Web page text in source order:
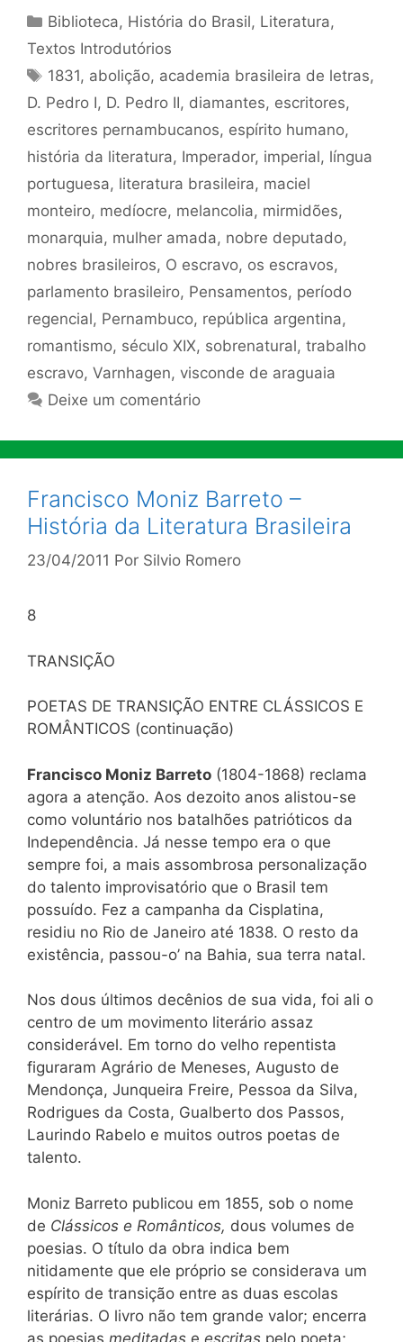
Categorias
Biblioteca, História do Brasil, Literatura,
Textos Introdutórios
Tags
1831, abolição, academia brasileira de letras,
D. Pedro I, D. Pedro II, diamantes, escritores,
escritores pernambucanos, espírito humano,
história da literatura, Imperador, imperial, língua
portuguesa, literatura brasileira, maciel
monteiro, medíocre, melancolia, mirmidões,
monarquia, mulher amada, nobre deputado,
nobres brasileiros, O escravo, os escravos,
parlamento brasileiro, Pensamentos, período
regencial, Pernambuco, república argentina,
romantismo, século XIX, sobrenatural, trabalho
escravo, Varnhagen, visconde de araguaia
Deixe um comentário
Francisco Moniz Barreto –
História da Literatura Brasileira
23/04/2011 Por Silvio Romero
8
TRANSIÇÃO
POETAS DE TRANSIÇÃO ENTRE CLÁSSICOS E
ROMÂNTICOS (continuação)
Francisco Moniz Barreto (1804-1868) reclama
agora a atenção. Aos dezoito anos alistou-se
como voluntário nos batalhões patrióticos da
Independência. Já nesse tempo era o que
sempre foi, a mais assombrosa personalização
do talento improvisatório que o Brasil tem
possuído. Fez a campanha da Cisplatina,
residiu no Rio de Janeiro até 1838. O resto da
existência, passou-o’ na Bahia, sua terra natal.
Nos dous últimos decênios de sua vida, foi ali o
centro de um movimento literário assaz
considerável. Em torno do velho repentista
figuraram Agrário de Meneses, Augusto de
Mendonça, Junqueira Freire, Pessoa da Silva,
Rodrigues da Costa, Gualberto dos Passos,
Laurindo Rabelo e muitos outros poetas de
talento.
Moniz Barreto publicou em 1855, sob o nome
de Clássicos e Românticos, dous volumes de
poesias. O título da obra indica bem
nitidamente que ele próprio se considerava um
espírito de transição entre as duas escolas
literárias. O livro não tem grande valor; encerra
as poesias meditadas e escritas pelo poeta;